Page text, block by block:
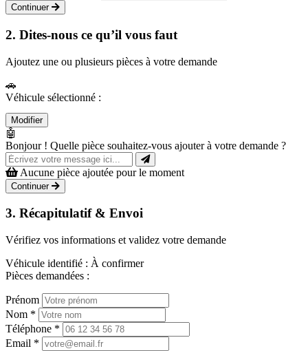
Continuer
2. Dites-nous ce qu’il vous faut
Ajoutez une ou plusieurs pièces à votre demande
🚗
Véhicule sélectionné :
Modifier
🤖
Bonjour ! Quelle pièce souhaitez-vous ajouter à votre demande ?
Aucune pièce ajoutée pour le moment
Continuer
3. Récapitulatif & Envoi
Vérifiez vos informations et validez votre demande
Véhicule identifié : À confirmer
Pièces demandées :
Prénom
Nom *
Téléphone *
Email *